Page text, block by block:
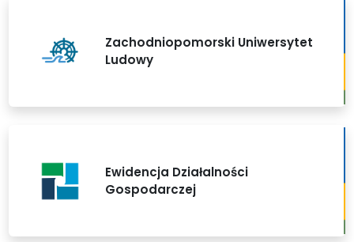
Zachodniopomorski Uniwersytet
Ludowy
Ewidencja Działalności
Gospodarczej